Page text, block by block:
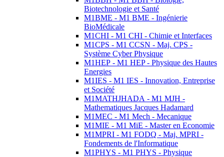
Biotechnologie et Santé
M1BME - M1 BME - Ingénierie
BioMédicale
M1CHI - M1 CHI - Chimie et Interfaces
M1CPS - M1 CCSN - Maj. CPS -
Système Cyber Physique
M1HEP - M1 HEP - Physique des Hautes
Energies
M1IES - M1 IES - Innovation, Entreprise
et Société
M1MATHJHADA - M1 MJH -
Mathematiques Jacques Hadamard
M1MEC - M1 Mech - Mecanique
M1MIE - M1 MiE - Master en Economie
M1MPRI - M1 FODQ - Maj. MPRI -
Fondements de l'Informatique
M1PHYS - M1 PHYS - Physique